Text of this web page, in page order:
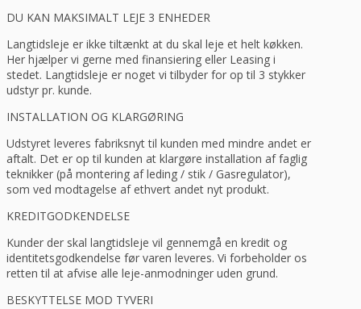
DU KAN MAKSIMALT LEJE 3 ENHEDER
Langtidsleje er ikke tiltænkt at du skal leje et helt køkken.
Her hjælper vi gerne med finansiering eller Leasing i
stedet. Langtidsleje er noget vi tilbyder for op til 3 stykker
udstyr pr. kunde.
INSTALLATION OG KLARGØRING
Udstyret leveres fabriksnyt til kunden med mindre andet er
aftalt. Det er op til kunden at klargøre installation af faglig
teknikker (på montering af leding / stik / Gasregulator),
som ved modtagelse af ethvert andet nyt produkt.
KREDITGODKENDELSE
Kunder der skal langtidsleje vil gennemgå en kredit og
identitetsgodkendelse før varen leveres. Vi forbeholder os
retten til at afvise alle leje-anmodninger uden grund.
BESKYTTELSE MOD TYVERI